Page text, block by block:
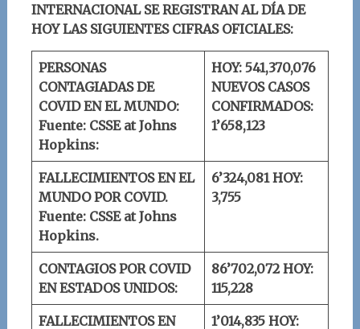
INTERNACIONAL SE REGISTRAN AL DÍA DE
HOY LAS SIGUIENTES CIFRAS OFICIALES:
PERSONAS
CONTAGIADAS DE
COVID EN EL MUNDO:
Fuente: CSSE at Johns
Hopkins:
HOY: 541,370,076
NUEVOS CASOS
CONFIRMADOS:
1’658,123
FALLECIMIENTOS EN EL
MUNDO POR COVID.
Fuente: CSSE at Johns
Hopkins.
6’324,081 HOY:
3,755
CONTAGIOS POR COVID
EN ESTADOS UNIDOS:
86’702,072 HOY:
115,228
FALLECIMIENTOS EN 1’014,835 HOY: